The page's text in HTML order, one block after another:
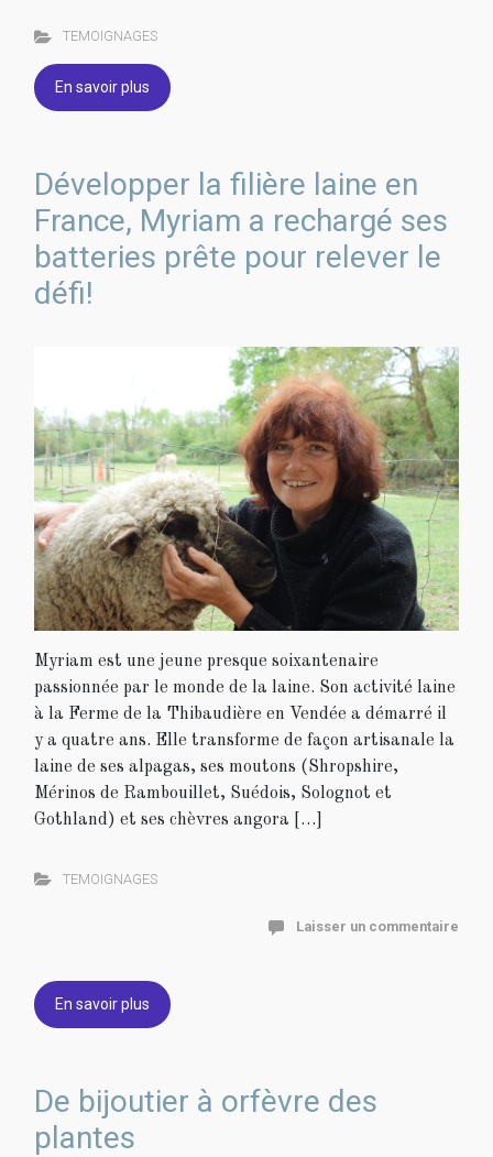
TEMOIGNAGES
En savoir plus
Développer la filière laine en
France, Myriam a rechargé ses
batteries prête pour relever le
défi!
Myriam est une jeune presque soixantenaire
passionnée par le monde de la laine. Son activité laine
à la Ferme de la Thibaudière en Vendée a démarré il
y a quatre ans. Elle transforme de façon artisanale la
laine de ses alpagas, ses moutons (Shropshire,
Mérinos de Rambouillet, Suédois, Solognot et
Gothland) et ses chèvres angora […]
TEMOIGNAGES
Laisser un commentaire
En savoir plus
De bijoutier à orfèvre des
plantes